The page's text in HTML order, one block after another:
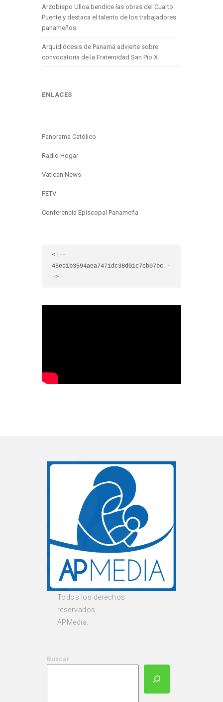
Arzobispo Ulloa bendice las obras del Cuarto
Puente y destaca el talento de los trabajadores
panameños
Arquidiócesis de Panamá advierte sobre
convocatoria de la Fraternidad San Pío X
ENLACES
Panorama Católico
Radio Hogar
Vatican News
FETV
Conferencia Episcopal Panameña
<!--
48ed1b3594aea7471dc38d01c7cb07bc -
->
Todos los derechos
reservados.
APMedia.
Buscar